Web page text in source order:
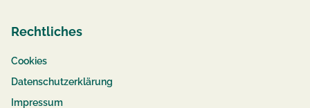
Rechtliches
Cookies
Datenschutzerklärung
Impressum